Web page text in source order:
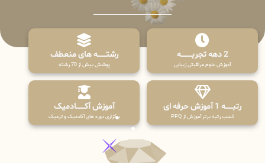
2 دهه تجربـــــــــه
آموزش علوم مراقبتی زیبایی
رشتـــــــه های منعطف
پوشش بیش از 70 رشته
رتبــــــه 1 آموزش حرفه ای
کسب رتبه برتر آموزش از PPQ
آموزش آکـــــــادمیک
برگزاری دوره های آکادمیک و ترمیک